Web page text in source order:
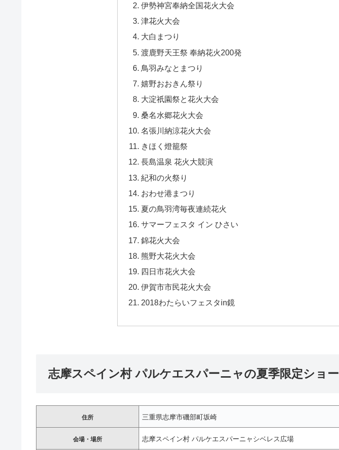
伊勢神宮奉納全国花火大会
津花火大会
大白まつり
渡鹿野天王祭 奉納花火200発
鳥羽みなとまつり
嬉野おおきん祭り
大淀祇園祭と花火大会
桑名水郷花火大会
名張川納涼花火大会
きほく燈籠祭
長島温泉 花火大競演
紀和の火祭り
おわせ港まつり
夏の鳥羽湾毎夜連続花火
サマーフェスタ イン ひさい
錦花火大会
熊野大花火大会
四日市花火大会
伊賀市市民花火大会
2018わたらいフェスタin鏡
志摩スペイン村 パルケエスパーニャの夏季限定ショー
住所 三重県志摩市磯部町坂崎
会場・場所 志摩スペイン村 パルケエスパーニャシベレス広場